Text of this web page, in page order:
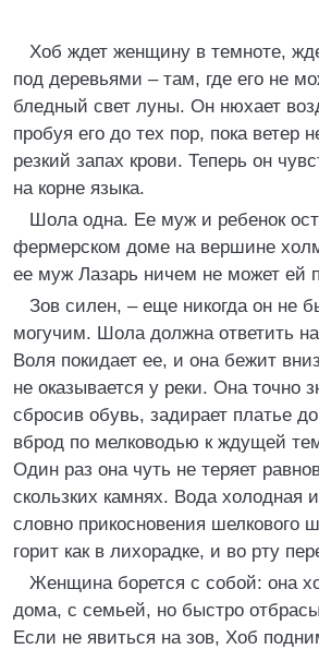
Хоб ждет женщину в темноте,
под деревьями – там, где его не
бледный свет луны. Он нюхает
пробуя его до тех пор, пока ветер
резкий запах крови. Теперь он
на корне языка.
Шола одна. Ее муж и ребенок
фермерском доме на вершине
ее муж Лазарь ничем не может ей
Зов силен, – еще никогда он не
могучим. Шола должна ответить
Воля покидает ее, и она бежит
не оказывается у реки. Она точно
сбросив обувь, задирает платье
вброд по мелководью к ждущей
Один раз она чуть не теряет
скользких камнях. Вода холодная
словно прикосновения шелкового
горит как в лихорадке, и во рту
Женщина борется с собой: она
дома, с семьей, но быстро
Если не явиться на зов, Хоб